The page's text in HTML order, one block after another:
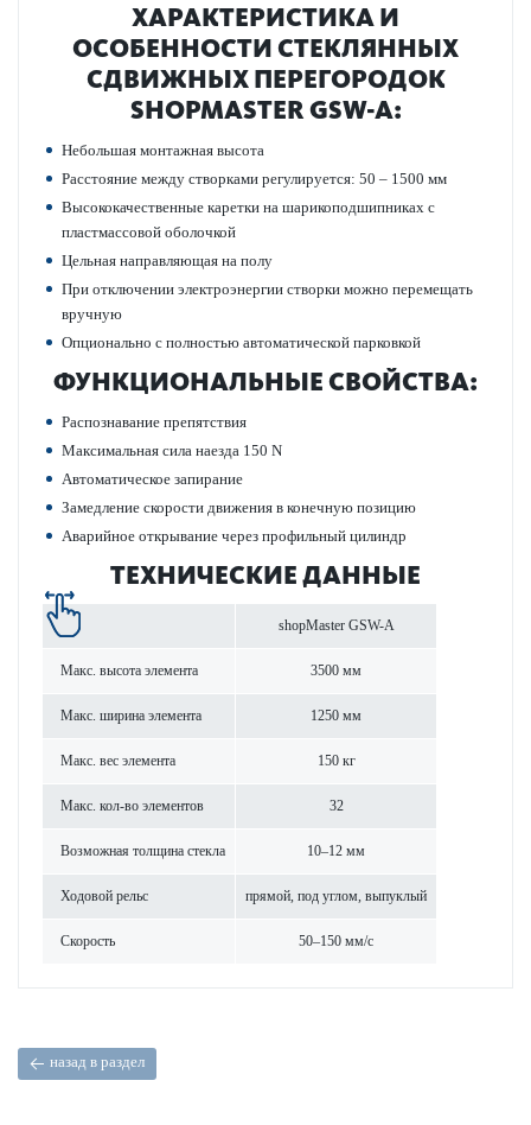
ХАР­АКТЕР­И­С­ТИКА И
ОСОБЕННОСТИ СТЕКЛЯННЫХ
СДВИЖНЫХ ПЕР­ЕГОР­ОДОК
SHOPMASTER GSW-A:
Небольшая монтажная высота
Расстояние между створками регулируется: 50 – 1500 мм
Высококачественные каретки на шарикоподшипниках с
пластмассовой оболочкой
Цельная направляющая на полу
При отключении электроэнергии створки можно перемещать
вручную
Опционально с полностью автоматической парковкой
ФУНКЦИОНАЛЬНЫЕ СВОЙСТВА:
Распознавание препятствия
Максимальная сила наезда 150 N
Автоматическое запирание
Замедление скорости движения в конечную позицию
Аварийное открывание через профильный цилиндр
ТЕХНИЧЕСКИЕ ДАННЫЕ
shopMaster GSW-A
Макс. высота элемента 3500 мм
Макс. ширина элемента 1250 мм
Макс. вес элемента 150 кг
Макс. кол-во элементов 32
Возможная толщина стекла 10–12 мм
Ходовой рельс прямой, под углом, выпуклый
Скор­ость 50–150 мм/с
назад в раздел